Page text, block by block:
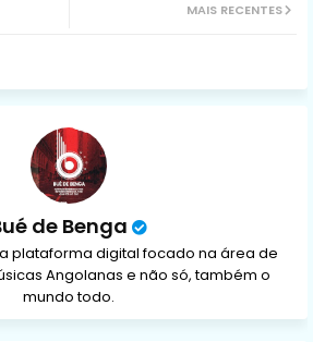
ap
MAIS RECENTES
de Benga
plataforma digital focado na área de
Angolanas e não só, também o
mundo todo.